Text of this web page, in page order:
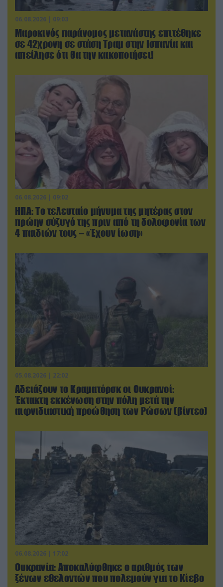
06.08.2026 | 09:03
Μαροκινός παράνομος μετανάστης επιτέθηκε
σε 42χρονη σε στάση Τραμ στην Ισπανία και
απείλησε ότι θα την κακοποιήσει!
06.08.2026 | 09:02
ΗΠΑ: Το τελευταίο μήνυμα της μητέρας στον
πρώην σύζυγό της πριν από τη δολοφονία των
4 παιδιών τους – «Έχουν ίωση»
05.08.2026 | 22:02
Αδειάζουν το Κραματόρσκ οι Ουκρανοί:
Έκτακτη εκκένωση στην πόλη μετά την
αιφνιδιαστική προώθηση των Ρώσων (βίντεο)
06.08.2026 | 17:02
Ουκρανία: Αποκαλύφθηκε ο αριθμός των
ξένων εθελοντών που πολεμούν για το Κίεβο